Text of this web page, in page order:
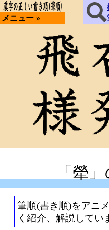
メニュー »
「犖
筆順(書き順)をアニ
く紹介、解説してい